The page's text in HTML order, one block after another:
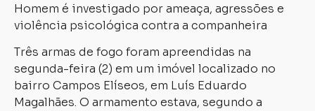
Homem é investigado por ameaça, agressões e
violência psicológica contra a companheira
Três armas de fogo foram apreendidas na
segunda-feira (2) em um imóvel localizado no
bairro Campos Elíseos, em Luís Eduardo
Magalhães. O armamento estava, segundo a